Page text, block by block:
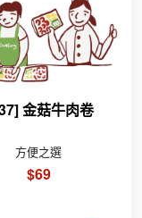
金菇牛肉卷
方便之選
$69